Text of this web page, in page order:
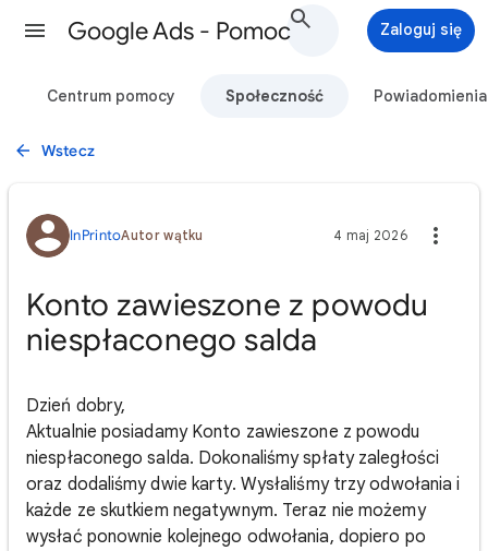
Google Ads - Pomoc Zaloguj się
Centrum pomocy Społeczność Powiadomienia
Wstecz
InPrintoAutor wątku 4 maj 2026
Konto zawieszone z powodu
niespłaconego salda
Dzień dobry,
Aktualnie posiadamy Konto zawieszone z powodu
niespłaconego salda. Dokonaliśmy spłaty zaległości
oraz dodaliśmy dwie karty. Wysłaliśmy trzy odwołania i
każde ze skutkiem negatywnym. Teraz nie możemy
wysłać ponownie kolejnego odwołania, dopiero po